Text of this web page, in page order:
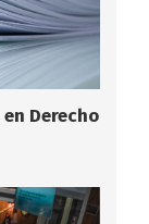
Derecho